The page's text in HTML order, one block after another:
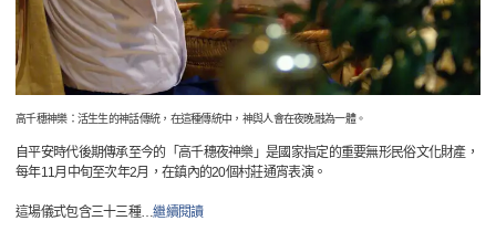
高千穗神樂：活生生的神話傳統，在這種傳統中，神與人會在夜晚融為一體。
自平安時代後期傳承至今的「高千穗夜神樂」是國家指定的重要無形民俗文化財產，
每年11月中旬至次年2月，在鎮內的20個村莊通宵表演。
這場儀式包含三十三種…繼續閱讀